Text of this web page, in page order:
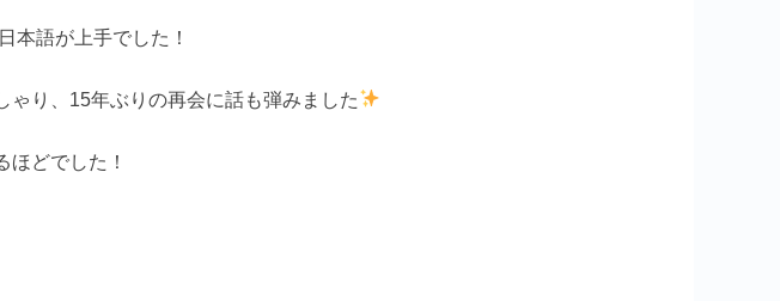
本語が上手でした！
り、15年ぶりの再会に話も弾みました
どでした！